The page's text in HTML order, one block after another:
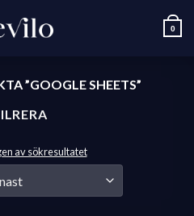
0
”GOOGLE SHEETS”
av sökresultatet